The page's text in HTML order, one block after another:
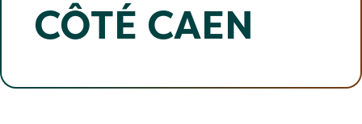
CÔTÉ CAEN